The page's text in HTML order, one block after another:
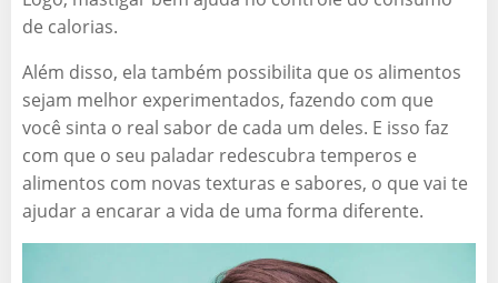
de calorias.
Além disso, ela também possibilita que os alimentos
sejam melhor experimentados, fazendo com que
você sinta o real sabor de cada um deles. E isso faz
com que o seu paladar redescubra temperos e
alimentos com novas texturas e sabores, o que vai te
ajudar a encarar a vida de uma forma diferente.